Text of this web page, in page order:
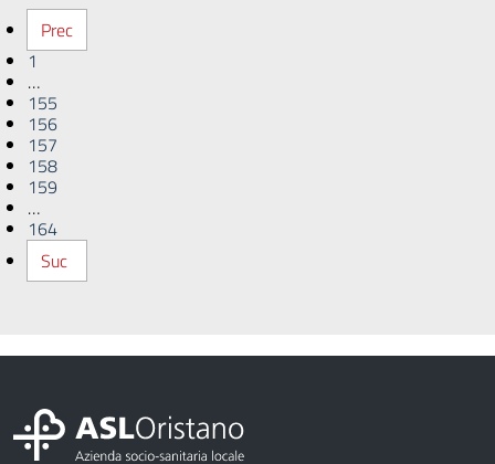
Prec
1
…
155
156
157
158
159
…
164
Suc